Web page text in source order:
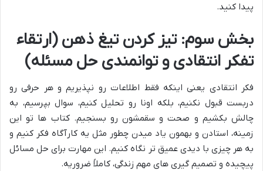
پیدا کنید.
بخش سوم: تیز کردن تیغ ذهن (ارتقاء
تفکر انتقادی و توانمندی حل مسئله)
فکر انتقادی یعنی اینکه فقط اطلاعات رو نپذیریم و هر حرفی رو
دربست قبول نکنیم، بلکه اونا رو تحلیل کنیم، سوال بپرسیم، به
چالش بکشیم و صحت و سقمشون رو بسنجیم. کتاب ها تو این
زمینه، استادن و بهمون یاد میدن چطور مثل یه کارآگاه فکر کنیم و
به هر چیزی با دیدی عمیق تر نگاه کنیم. این مهارت برای حل مسائل
پیچیده و تصمیم گیری های مهم زندگی، کاملاً ضروریه.